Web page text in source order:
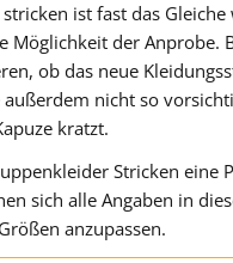
ist fast das
Möglichkeit der Anprobe.
ob das neue
außerdem nicht so
kratzt.
Stricken eine
sich alle Angaben in
anzupassen.